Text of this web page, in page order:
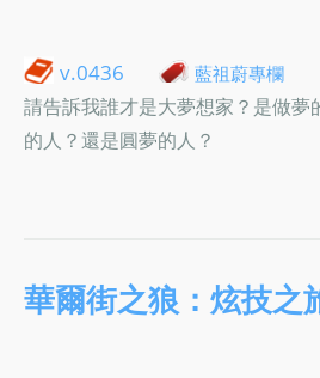
v.0436 藍祖蔚專欄
請告訴我誰才是大夢想家？是做夢
的人？還是圓夢的人？
華爾街之狼：炫技之